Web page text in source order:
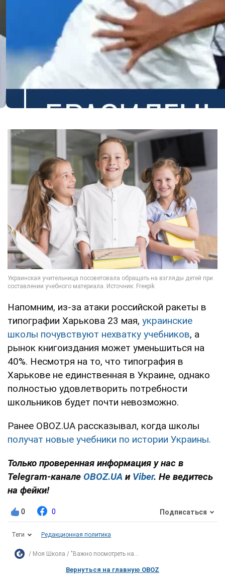
Напомним, из-за атаки российской ракеты в
типографии Харькова 23 мая, украинские
школы почувствуют нехватку учебников, а
рынок книгоиздания может уменьшиться на
40%. Несмотря на то, что типография в
Харькове не единственная в Украине, однако
полностью удовлетворить потребности
школьников будет почти невозможно.
Ранее OBOZ.UA рассказывал, когда школы
получат новые учебники по истории Украины.
Только проверенная информация у нас в
Telegram-канале OBOZ.UA и Viber. Не ведитесь
на фейки!
0 0 Подписаться
Теги Редакционная политика
Моя Школа "Важно посмотреть на...
Вернуться на главную OBOZ